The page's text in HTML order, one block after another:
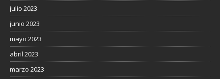
julio 2023
junio 2023
mayo 2023
abril 2023
marzo 2023